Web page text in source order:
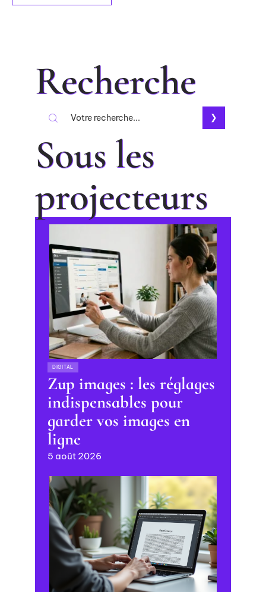
Recherche
Sous les
projecteurs
DIGITAL
Zup images : les réglages
indispensables pour
garder vos images en
ligne
5 août 2026